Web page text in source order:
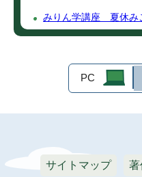
みりん学講座 夏休み
PC
サイトマップ 著